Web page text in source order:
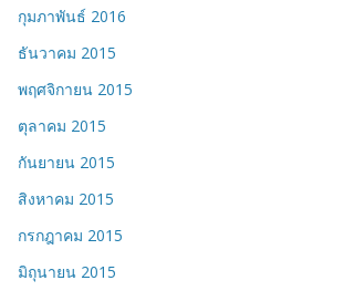
กุมภาพันธ์ 2016
ธันวาคม 2015
พฤศจิกายน 2015
ตุลาคม 2015
กันยายน 2015
สิงหาคม 2015
กรกฎาคม 2015
มิถุนายน 2015